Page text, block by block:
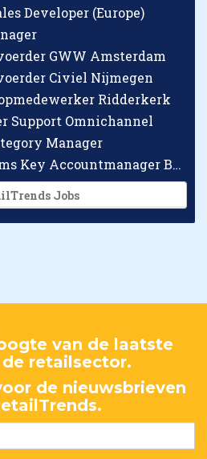
Developer (Europe)
GWW Amsterdam
Civiel Nijmegen
Ridderkerk
Support Omnichannel
Manager
Checkpoint Systems Key Accountmanager Benelux
Jobs
van de laatste
retailsector.
de nieuwsbrieven